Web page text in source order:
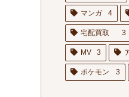
マンガ 4
宅配買取 3
MV 3
ポケモン 3